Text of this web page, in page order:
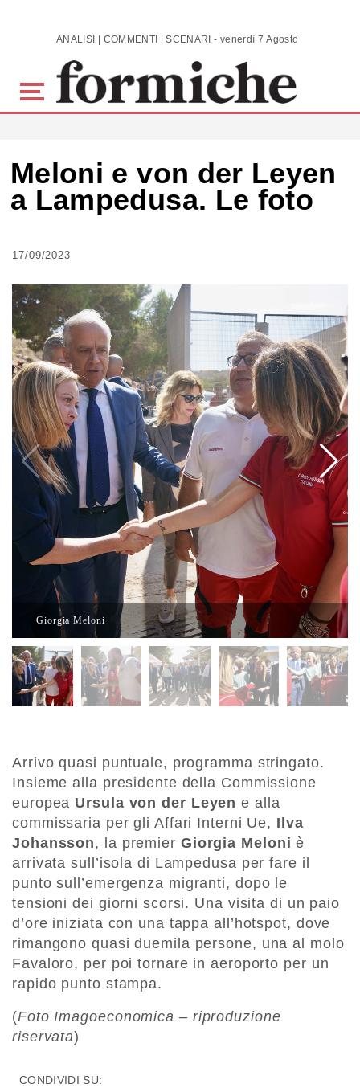
Skip to main content ANALISI | COMMENTI | SCENARI - venerdì 7 Agosto 2026
Meloni e von der Leyen
a Lampedusa. Le foto
17/09/2023
Giorgia Meloni
Arrivo quasi puntuale, programma stringato.
Insieme alla presidente della Commissione
europea Ursula von der Leyen e alla
commissaria per gli Affari Interni Ue, Ilva
Johansson, la premier Giorgia Meloni è
arrivata sull’isola di Lampedusa per fare il
punto sull’emergenza migranti, dopo le
tensioni dei giorni scorsi. Una visita di un paio
d’ore iniziata con una tappa all’hotspot, dove
rimangono quasi duemila persone, una al molo
Favaloro, per poi tornare in aeroporto per un
rapido punto stampa.
(Foto Imagoeconomica – riproduzione
riservata)
CONDIVIDI SU: